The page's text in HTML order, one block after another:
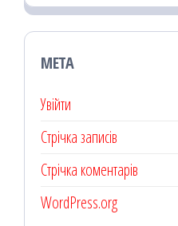
МЕТА
Увійти
Стрічка записів
Стрічка коментарів
WordPress.org